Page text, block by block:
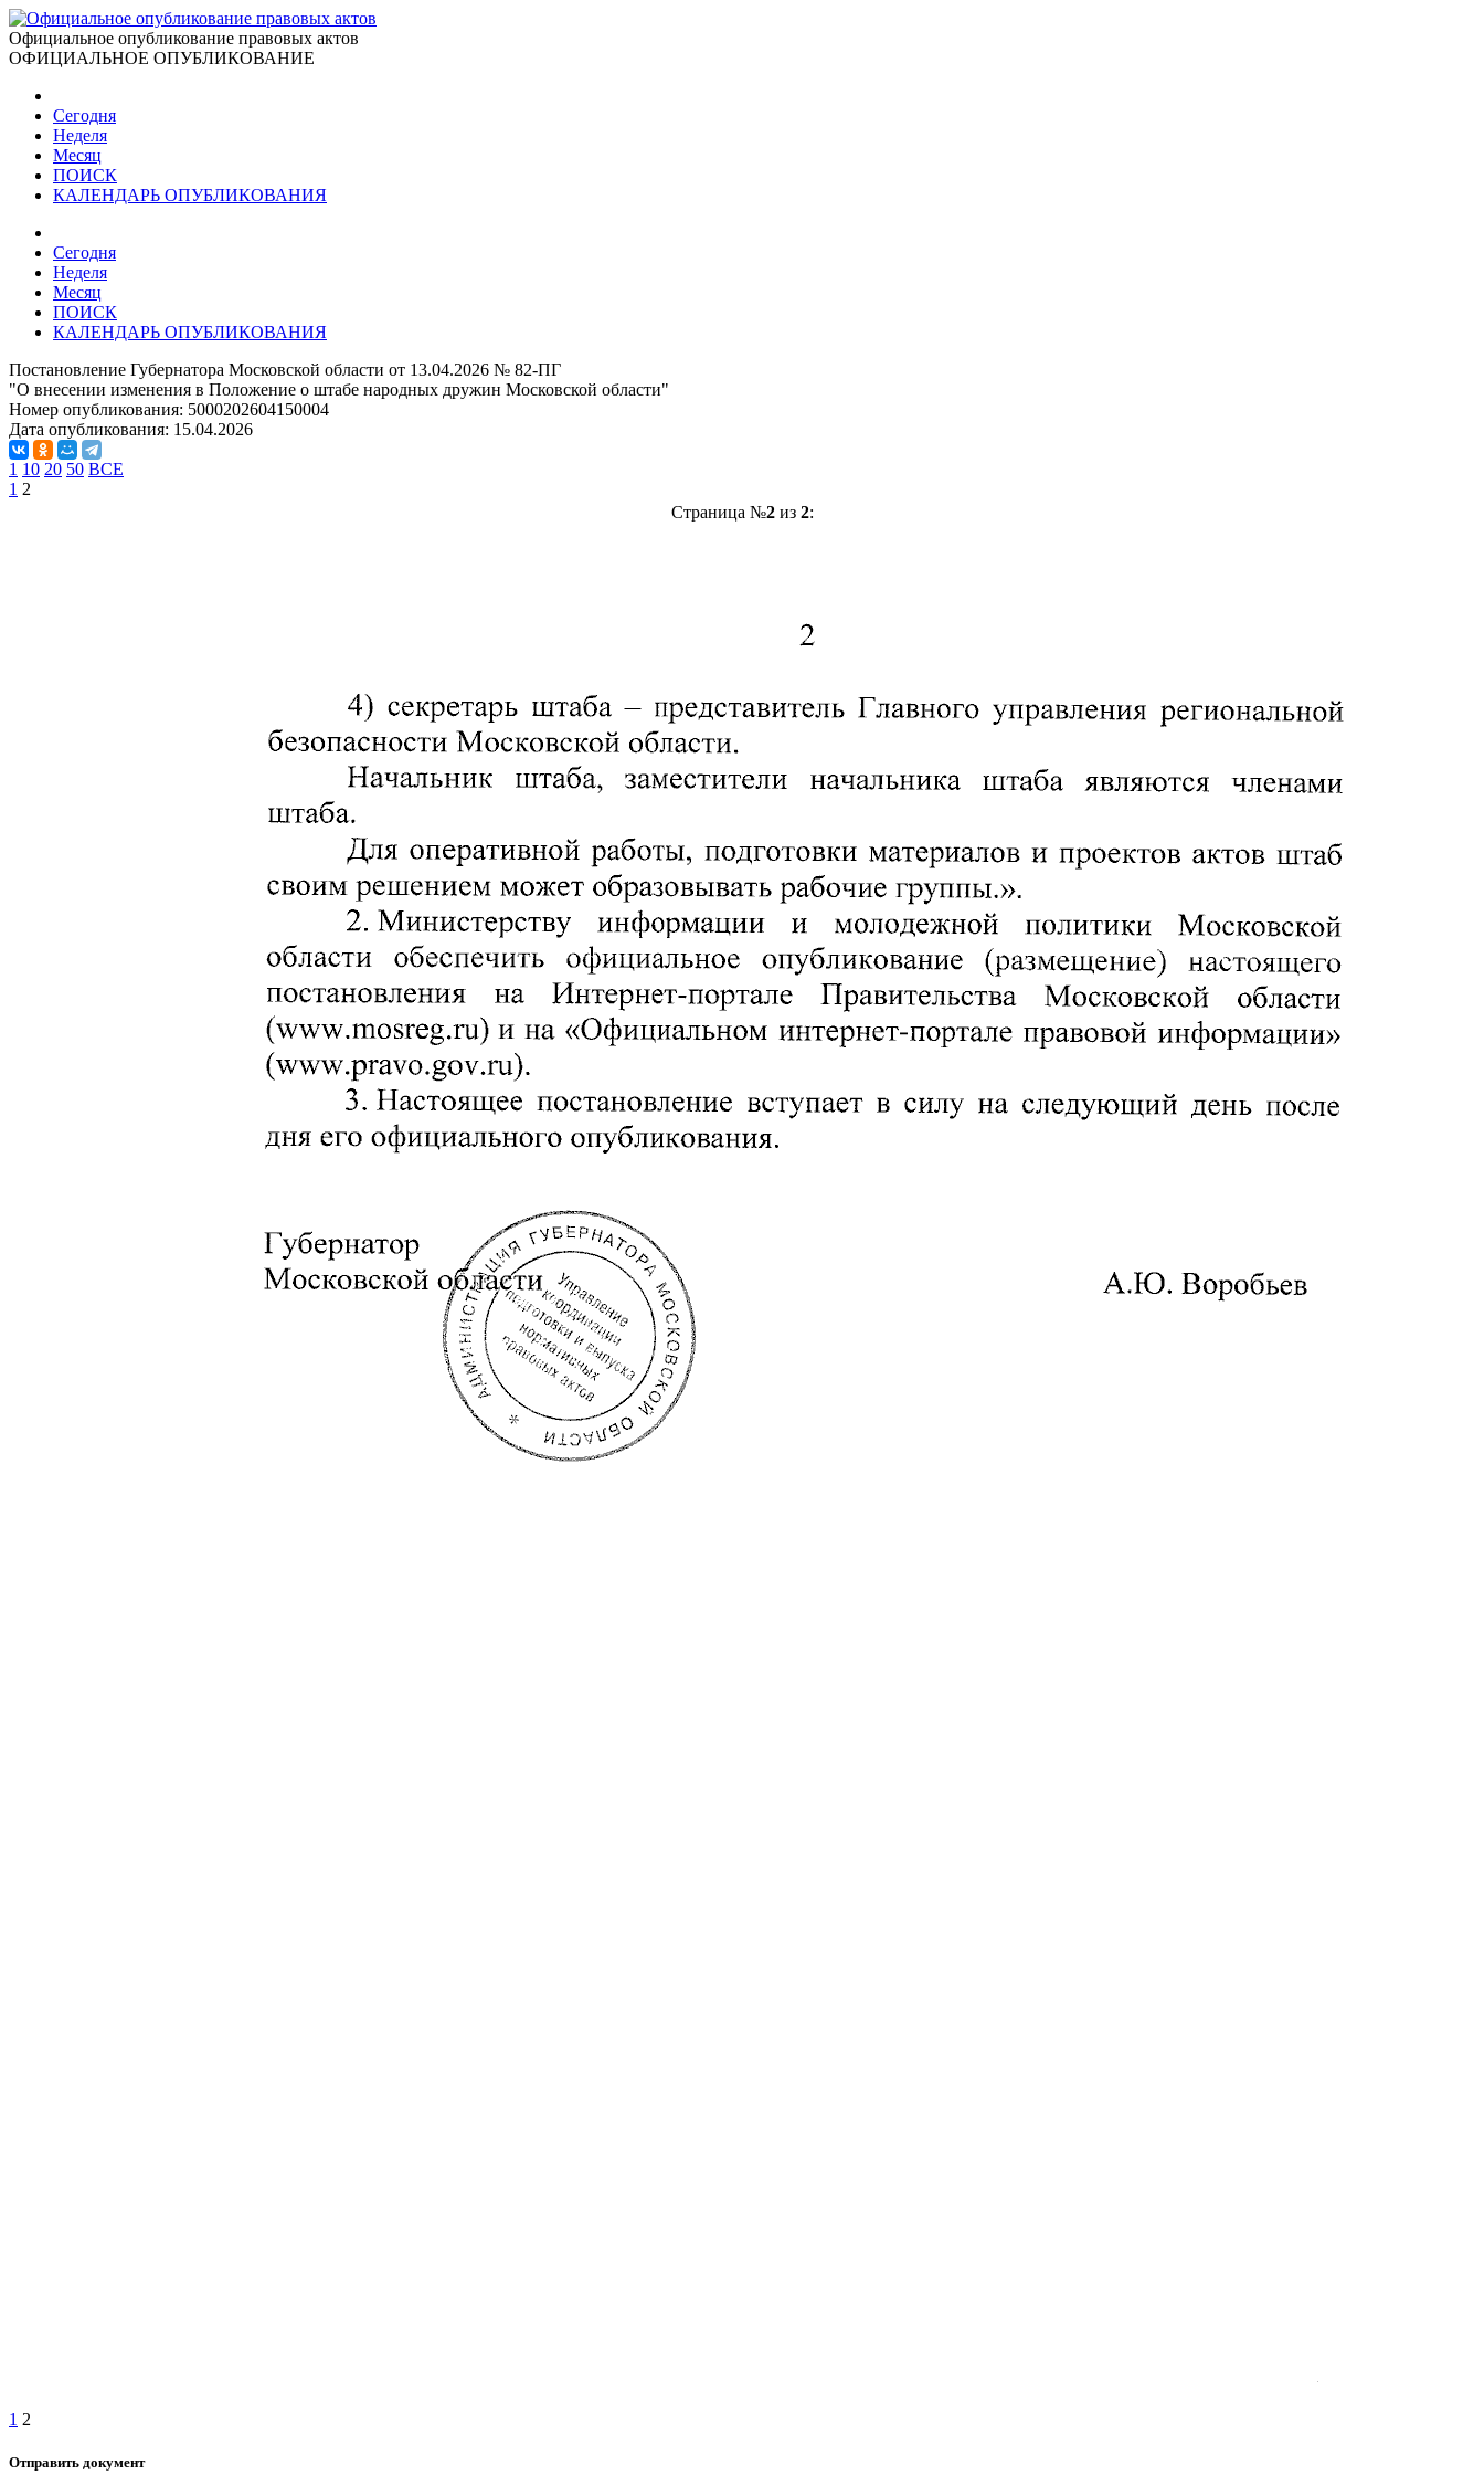
Официальное опубликование правовых актов
ОФИЦИАЛЬНОЕ ОПУБЛИКОВАНИЕ
Сегодня
Неделя
Месяц
ПОИСК
КАЛЕНДАРЬ ОПУБЛИКОВАНИЯ
Сегодня
Неделя
Месяц
ПОИСК
КАЛЕНДАРЬ ОПУБЛИКОВАНИЯ
Постановление Губернатора Московской области от 13.04.2026 № 82-ПГ
"О внесении изменения в Положение о штабе народных дружин Московской области"
Номер опубликования: 5000202604150004
Дата опубликования: 15.04.2026
1 10 20 50 ВСЕ
1 2
Страница №2из 2:
1 2
Отправить документ